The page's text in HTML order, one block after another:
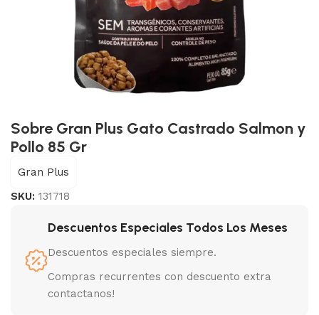
Sobre Gran Plus Gato Castrado Salmon y
Pollo 85 Gr
Gran Plus
SKU: 131718
Descuentos Especiales Todos Los Meses
Descuentos especiales siempre.
Compras recurrentes con descuento extra
contactanos!